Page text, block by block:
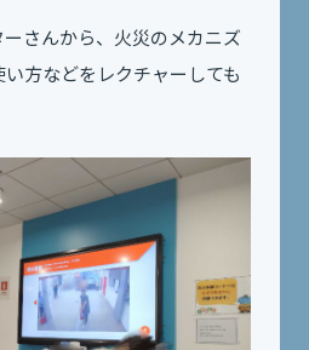
さんから、火災のメカニズ
方などをレクチャーしても